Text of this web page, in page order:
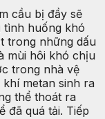
cầu bị đầy sẽ
tình huống khó
trong những dấu
mùi hôi khó chịu
trong nhà vệ
metan sinh ra
thể thoát ra
đã quá tải. Tiếp